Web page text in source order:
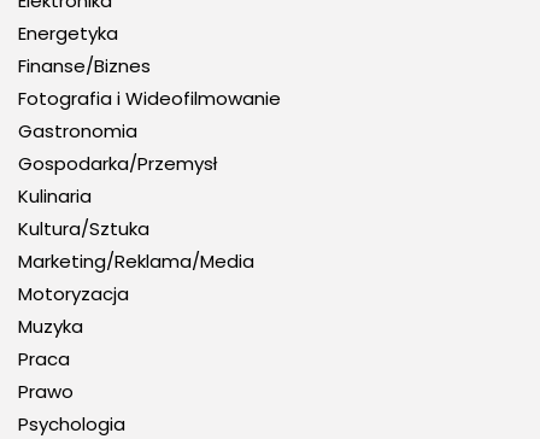
Energetyka
Finanse/Biznes
Fotografia i Wideofilmowanie
Gastronomia
Gospodarka/Przemysł
Kulinaria
Kultura/Sztuka
Marketing/Reklama/Media
Motoryzacja
Muzyka
Praca
Prawo
Psychologia